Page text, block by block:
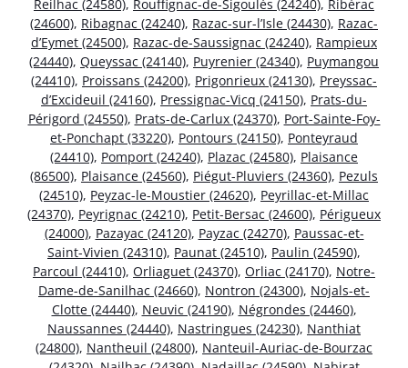
Reilhac (24580), Rouffignac-de-Sigoulès (24240), Ribérac
(24600), Ribagnac (24240), Razac-sur-l’Isle (24430), Razac-
d’Eymet (24500), Razac-de-Saussignac (24240), Rampieux
(24440), Queyssac (24140), Puyrenier (24340), Puymangou
(24410), Proissans (24200), Prigonrieux (24130), Preyssac-
d’Excideuil (24160), Pressignac-Vicq (24150), Prats-du-
Périgord (24550), Prats-de-Carlux (24370), Port-Sainte-Foy-
et-Ponchapt (33220), Pontours (24150), Ponteyraud
(24410), Pomport (24240), Plazac (24580), Plaisance
(86500), Plaisance (24560), Piégut-Pluviers (24360), Pezuls
(24510), Peyzac-le-Moustier (24620), Peyrillac-et-Millac
(24370), Peyrignac (24210), Petit-Bersac (24600), Périgueux
(24000), Pazayac (24120), Payzac (24270), Paussac-et-
Saint-Vivien (24310), Paunat (24510), Paulin (24590),
Parcoul (24410), Orliaguet (24370), Orliac (24170), Notre-
Dame-de-Sanilhac (24660), Nontron (24300), Nojals-et-
Clotte (24440), Neuvic (24190), Négrondes (24460),
Naussannes (24440), Nastringues (24230), Nanthiat
(24800), Nantheuil (24800), Nanteuil-Auriac-de-Bourzac